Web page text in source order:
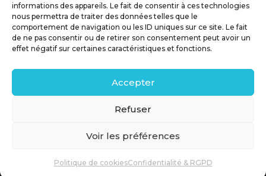
informations des appareils. Le fait de consentir à ces technologies
nous permettra de traiter des données telles que le
comportement de navigation ou les ID uniques sur ce site. Le fait
de ne pas consentir ou de retirer son consentement peut avoir un
effet négatif sur certaines caractéristiques et fonctions.
Accepter
Refuser
Voir les préférences
Politique de cookiesConfidentialité & RGPD
MDCS GROUPE
Mentions légales
Confidentialité & RGPD
Contact
Politique de cookies (UE)
© 2026 MDCS GROUPE